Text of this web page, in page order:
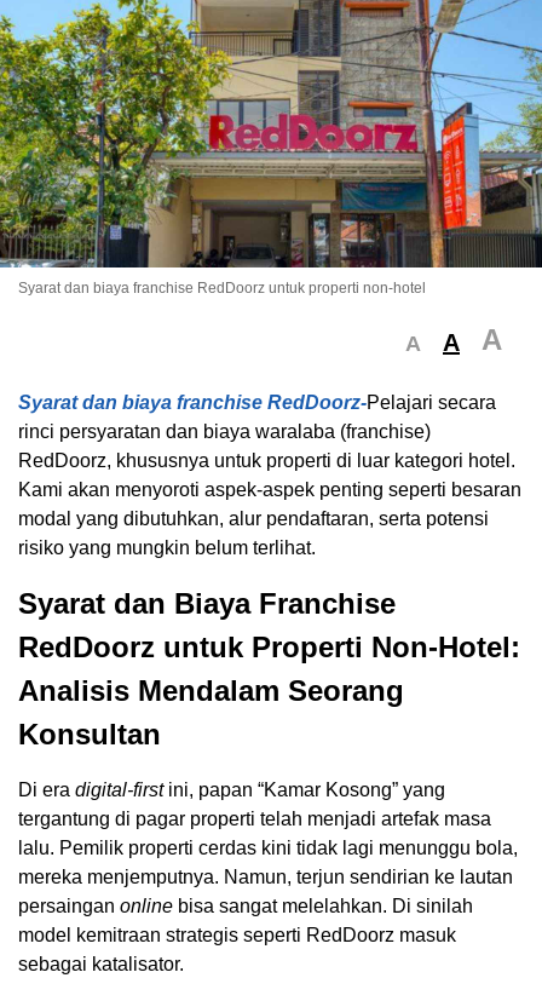
Syarat dan biaya franchise RedDoorz untuk properti non-hotel
A A A
Syarat dan biaya franchise RedDoorz-Pelajari secara
rinci persyaratan dan biaya waralaba (franchise)
RedDoorz, khususnya untuk properti di luar kategori hotel.
Kami akan menyoroti aspek-aspek penting seperti besaran
modal yang dibutuhkan, alur pendaftaran, serta potensi
risiko yang mungkin belum terlihat.
Syarat dan Biaya Franchise
RedDoorz untuk Properti Non-Hotel:
Analisis Mendalam Seorang
Konsultan
Di era digital-firstini, papan “Kamar Kosong” yang
tergantung di pagar properti telah menjadi artefak masa
lalu. Pemilik properti cerdas kini tidak lagi menunggu bola,
mereka menjemputnya. Namun, terjun sendirian ke lautan
persaingan online bisa sangat melelahkan. Di sinilah
model kemitraan strategis seperti RedDoorz masuk
sebagai katalisator.